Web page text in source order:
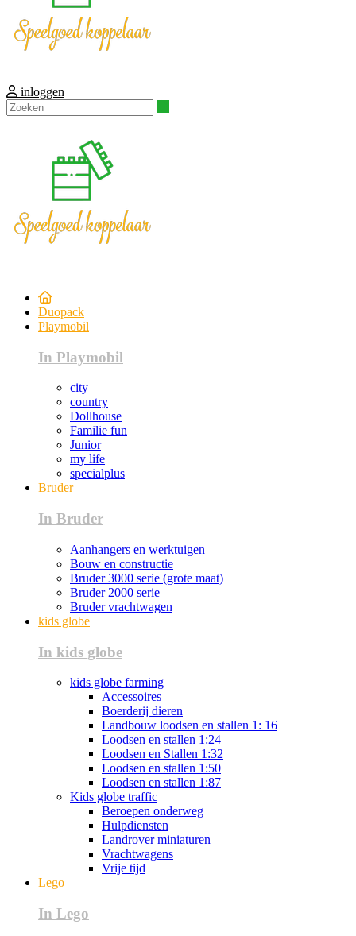
inloggen
Duopack
Playmobil
In Playmobil
city
country
Dollhouse
Familie fun
Junior
my life
specialplus
Bruder
In Bruder
Aanhangers en werktuigen
Bouw en constructie
Bruder 3000 serie (grote maat)
Bruder 2000 serie
Bruder vrachtwagen
kids globe
In kids globe
kids globe farming
Accessoires
Boerderij dieren
Landbouw loodsen en stallen 1: 16
Loodsen en stallen 1:24
Loodsen en Stallen 1:32
Loodsen en stallen 1:50
Loodsen en stallen 1:87
Kids globe traffic
Beroepen onderweg
Hulpdiensten
Landrover miniaturen
Vrachtwagens
Vrije tijd
Lego
In Lego